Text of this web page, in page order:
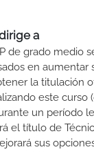
a
de grado medio
en aumentar
la titulación
este curso
un período
el título de
sus